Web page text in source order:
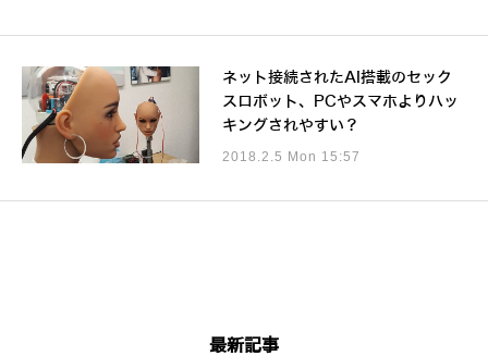
ネット接続されたAI搭載のセック
スロボット、PCやスマホよりハッ
キングされやすい？
2018.2.5 Mon 15:57
最新記事